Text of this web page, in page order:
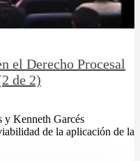
el Derecho Procesal
de 2)
y Kenneth Garcés
de la aplicación de la